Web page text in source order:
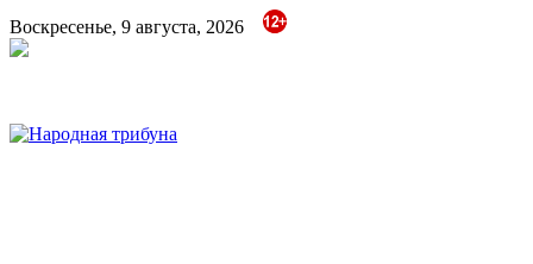
Воскресенье, 9 августа, 2026